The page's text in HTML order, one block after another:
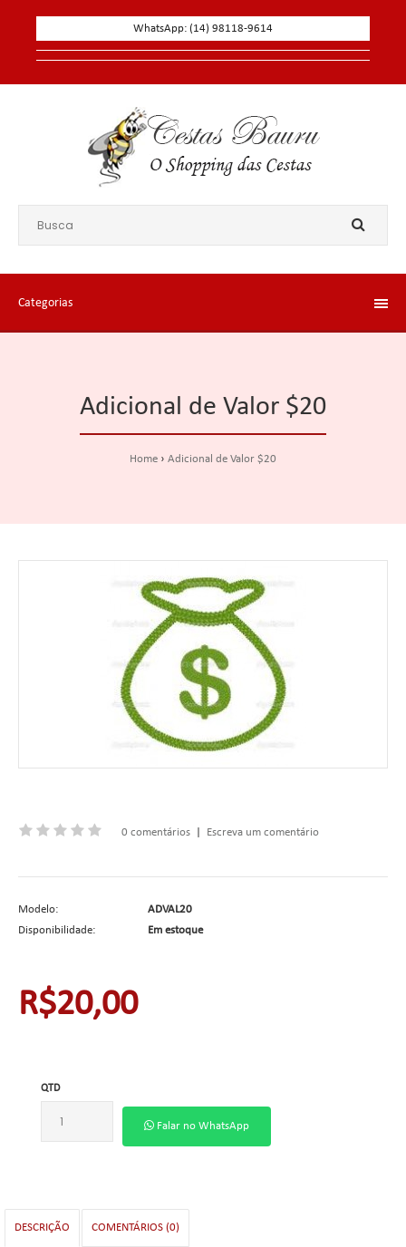
WhatsApp: (14) 98118-9614
Categorias
Adicional de Valor $20
Home Adicional de Valor $20
0 comentários Escreva um comentário
Modelo:
ADVAL20
Disponibilidade:
Em estoque
R$20,00
QTD
Falar no WhatsApp
DESCRIÇÃO COMENTÁRIOS (0)